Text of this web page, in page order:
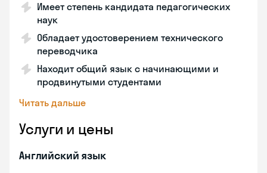
Имеет степень кандидата педагогических
наук
Обладает удостоверением технического
переводчика
Находит общий язык с начинающими и
продвинутыми студентами
Читать дальше
Услуги и цены
Английский язык